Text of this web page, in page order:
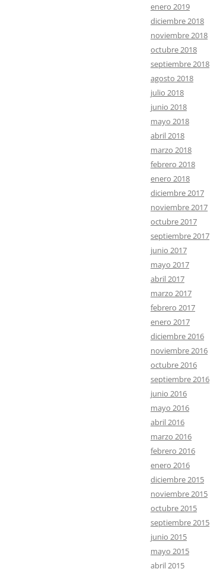
enero 2019
diciembre 2018
noviembre 2018
octubre 2018
septiembre 2018
agosto 2018
julio 2018
junio 2018
mayo 2018
abril 2018
marzo 2018
febrero 2018
enero 2018
diciembre 2017
noviembre 2017
octubre 2017
septiembre 2017
junio 2017
mayo 2017
abril 2017
marzo 2017
febrero 2017
enero 2017
diciembre 2016
noviembre 2016
octubre 2016
septiembre 2016
junio 2016
mayo 2016
abril 2016
marzo 2016
febrero 2016
enero 2016
diciembre 2015
noviembre 2015
octubre 2015
septiembre 2015
junio 2015
mayo 2015
abril 2015